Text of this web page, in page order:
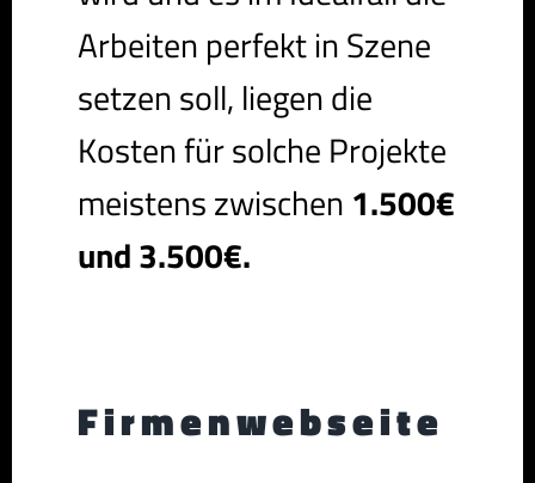
Arbeiten perfekt in Szene
setzen soll, liegen die
Kosten für solche Projekte
meistens zwischen 1.500€
und 3.500€.
Firmenwebseite